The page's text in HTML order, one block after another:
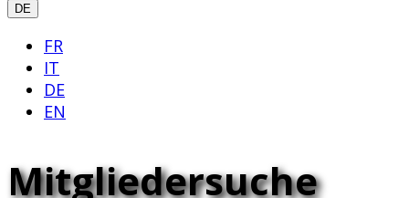
DE
FR
IT
DE
EN
Mitgliedersuche